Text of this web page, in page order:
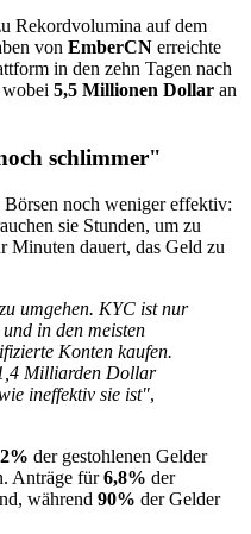
Rekordvolumina auf dem
von EmberCN erreichte
in den zehn Tagen nach
wobei 5,5 Millionen Dollar an
schlimmer"
noch weniger effektiv:
sie Stunden, um zu
Minuten dauert, das Geld zu
umgehen. KYC ist nur
in den meisten
Konten kaufen.
Milliarden Dollar
ineffektiv sie ist",
der gestohlenen Gelder
Anträge für6,8% der
während 90% der Gelder